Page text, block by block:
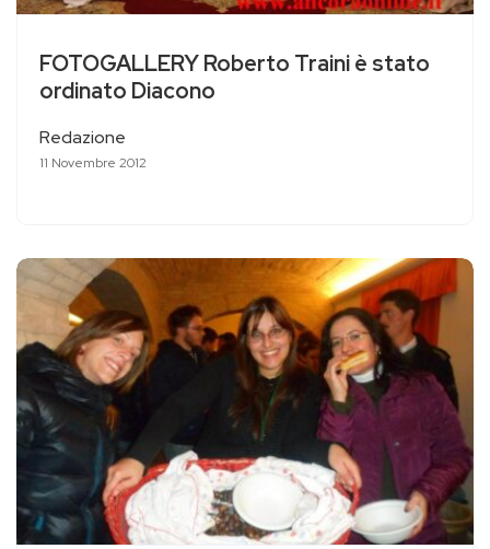
FOTOGALLERY Roberto Traini è stato
ordinato Diacono
Redazione
11 Novembre 2012